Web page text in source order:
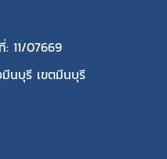
11/07669
นบุรี เขตมีนบุรี